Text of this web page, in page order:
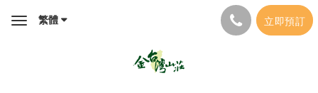
Toggle繁體 立即預訂